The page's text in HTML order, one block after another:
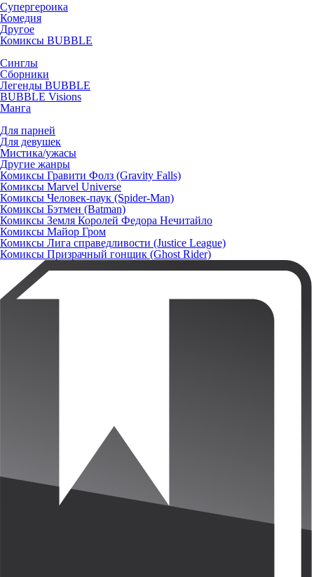
Супергероика
Комедия
Другое
Комиксы BUBBLE
Синглы
Сборники
Легенды BUBBLE
BUBBLE Visions
Манга
Для парней
Для девушек
Мистика/ужасы
Другие жанры
Комиксы Гравити Фолз (Gravity Falls)
Комиксы Marvel Universe
Комиксы Человек-паук (Spider-Man)
Комиксы Бэтмен (Batman)
Комиксы Земля Королей Федора Нечитайло
Комиксы Майор Гром
Комиксы Лига справедливости (Justice League)
Комиксы Призрачный гонщик (Ghost Rider)